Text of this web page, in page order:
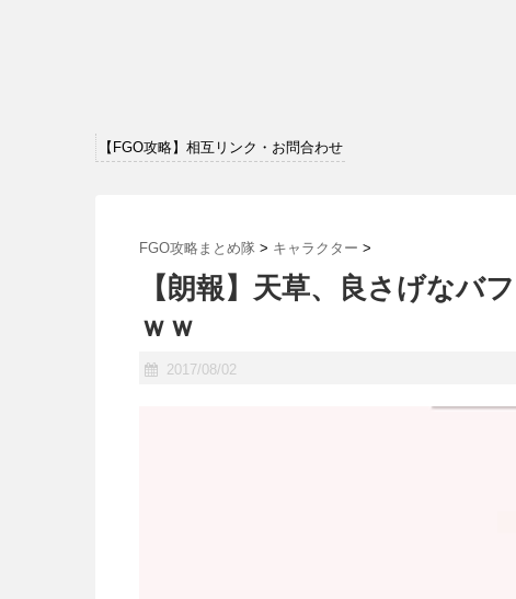
【FGO攻略】相互リンク・お問合わせ
FGO攻略まとめ隊 > キャラクター >
【朗報】天草、良さげなバ
ｗｗ
2017/08/02